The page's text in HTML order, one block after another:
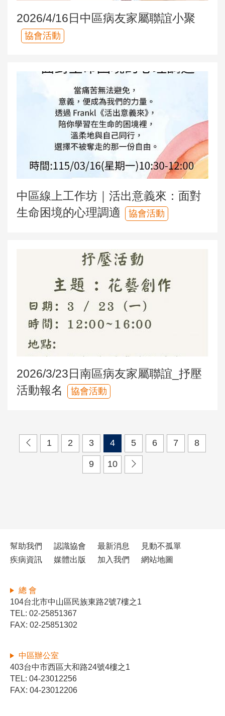
2026/4/16日中區病友家屬聯誼小聚
協會活動
中區線上工作坊｜活出意義來：面對
生命困境的心理調適
協會活動
2026/3/23日南區病友家屬聯誼_抒壓
活動報名
協會活動
1 2 3 4 5 6 7 8
9 10
幫助我們 認識協會 最新消息
見動不孤單
疾病資訊
媒體出版 加入我們 網站地圖
總 會
104台北市中山區民族東路2號7樓之1
TEL: 02-25851367
FAX: 02-25851302
中區辦公室
403台中市西區大和路24號4樓之1
TEL: 04-23012256
FAX: 04-23012206